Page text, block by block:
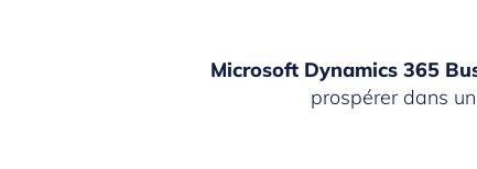
Microsoft Dynamics 365
prospérer dans